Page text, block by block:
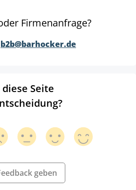
Firmenanfrage?
b2b@barhocker.de
Seite
geben